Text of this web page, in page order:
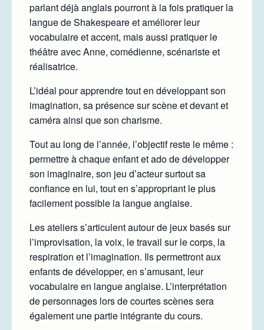
parlant déjà anglais pourront à la fois pratiquer la
langue de Shakespeare et améliorer leur
vocabulaire et accent, mais aussi pratiquer le
théâtre avec Anne, comédienne, scénariste et
réalisatrice.
L’idéal pour apprendre tout en développant son
imagination, sa présence sur scène et devant et
caméra ainsi que son charisme.
Tout au long de l’année, l’objectif reste le même :
permettre à chaque enfant et ado de développer
son imaginaire, son jeu d’acteur surtout sa
confiance en lui, tout en s’appropriant le plus
facilement possible la langue anglaise.
Les ateliers s’articulent autour de jeux basés sur
l’improvisation, la voix, le travail sur le corps, la
respiration et l’imagination. Ils permettront aux
enfants de développer, en s’amusant, leur
vocabulaire en langue anglaise. L’interprétation
de personnages lors de courtes scènes sera
également une partie intégrante du cours.